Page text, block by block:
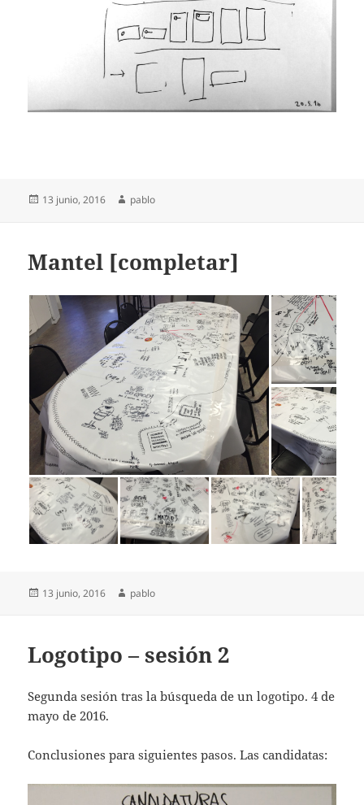
Publicado
13 junio, 2016 Autor
pablo
Mantel [completar]
Publicado
13 junio, 2016 Autor
pablo
Logotipo – sesión 2
Segunda sesión tras la búsqueda de un logotipo. 4 de
mayo de 2016.
Conclusiones para siguientes pasos. Las candidatas: